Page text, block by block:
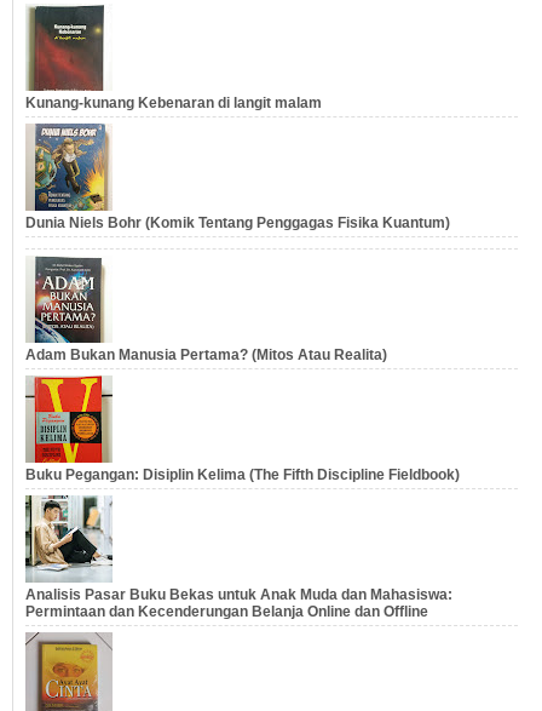
Kunang-kunang Kebenaran di langit malam
Dunia Niels Bohr (Komik Tentang Penggagas Fisika Kuantum)
Adam Bukan Manusia Pertama? (Mitos Atau Realita)
Buku Pegangan: Disiplin Kelima (The Fifth Discipline Fieldbook)
Analisis Pasar Buku Bekas untuk Anak Muda dan Mahasiswa:
Permintaan dan Kecenderungan Belanja Online dan Offline